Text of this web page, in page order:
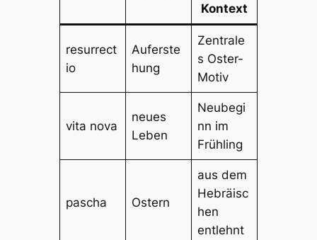
Kontext
resurrect
io
Auferste
hung
Zentrale
s Oster-
Motiv
vita nova
neues
Leben
Neubegi
nn im
Frühling
pascha Ostern
aus dem
Hebräisc
hen
entlehnt